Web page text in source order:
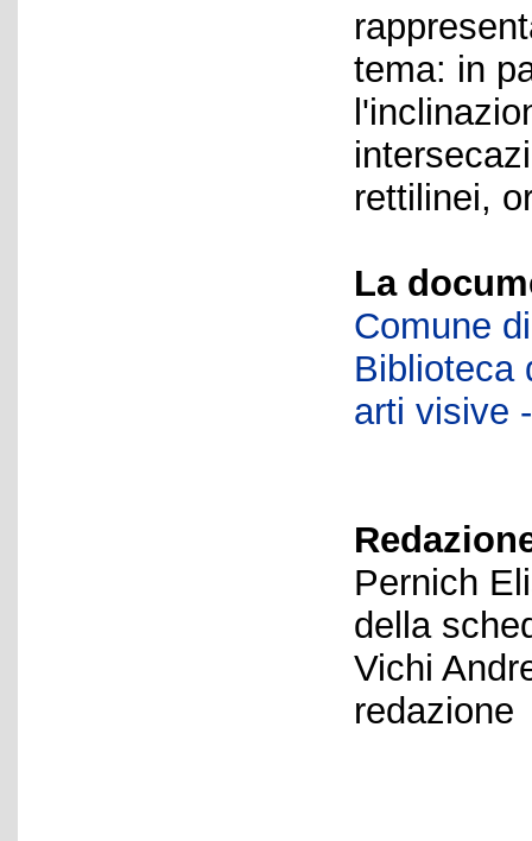
tema: in
rettilinei,
La
Comune
Biblioteca
arti visive
Pernich
della
Vichi
redazione